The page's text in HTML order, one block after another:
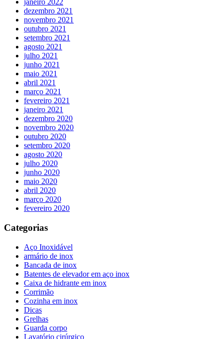
janeiro 2022
dezembro 2021
novembro 2021
outubro 2021
setembro 2021
agosto 2021
julho 2021
junho 2021
maio 2021
abril 2021
março 2021
fevereiro 2021
janeiro 2021
dezembro 2020
novembro 2020
outubro 2020
setembro 2020
agosto 2020
julho 2020
junho 2020
maio 2020
abril 2020
março 2020
fevereiro 2020
Categorias
Aço Inoxidável
armário de inox
Bancada de inox
Batentes de elevador em aço inox
Caixa de hidrante em inox
Corrimão
Cozinha em inox
Dicas
Grelhas
Guarda corpo
Lavatório cirúrgico